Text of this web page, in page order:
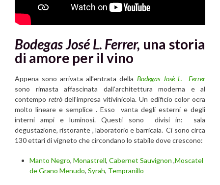
Bodegas José L. Ferrer, una storia
di amore per il vino
Appena sono arrivata all’entrata della Bodegas Josè L. Ferrer
sono rimasta affascinata dall’architettura moderna e al
contempo retròdell’impresa vitivinicola. Un edificio color ocra
molto lineare e semplice . Esso vanta degli esterni e degli
interni ampi e luminosi. Questi sono divisi in: sala
degustazione, ristorante , laboratorio e barricaia. Ci sono circa
130 ettari di vigneto che circondano lo stabile dove crescono:
Manto Negro, Monastrell, Cabernet Sauvignon ,Moscatel
de Grano Menudo, Syrah, Tempranillo